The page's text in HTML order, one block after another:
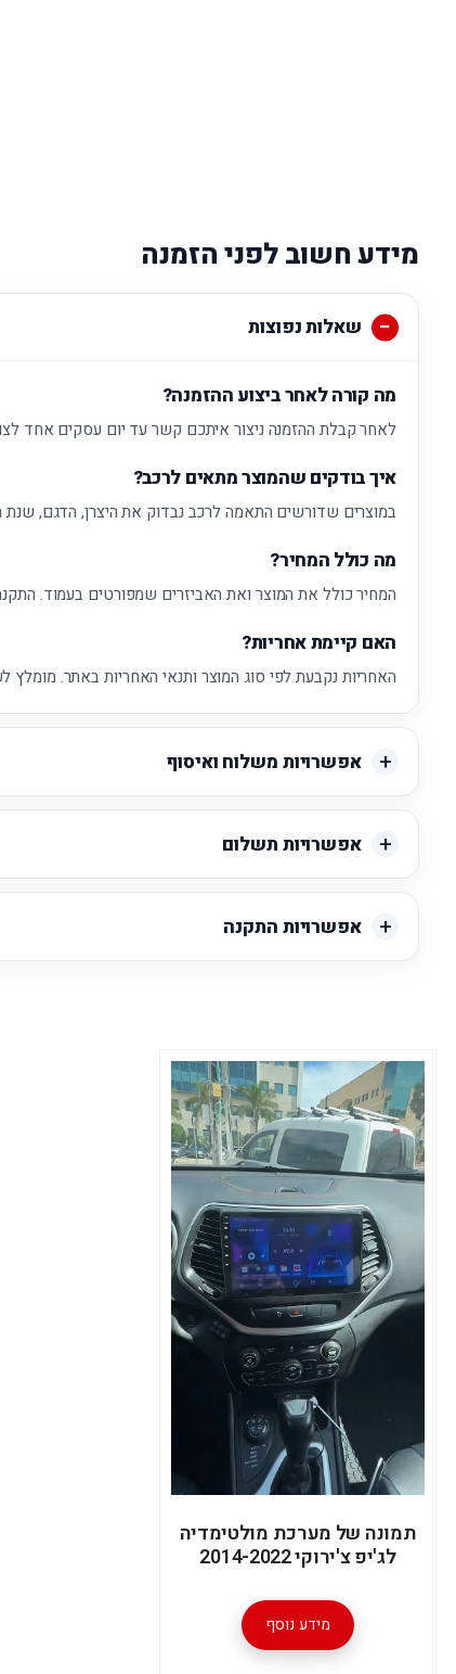
מידע חשוב לפני הזמנה
שאלות נפוצות
מה קורה לאחר ביצוע ההזמנה?
לאחר קבלת ההזמנה ניצור איתכם קשר עד יום עסקים אחד
איך בודקים שהמוצר מתאים לרכב?
במוצרים שדורשים התאמה לרכב נבדוק את היצרן, הדגם, שנת
מה כולל המחיר?
המחיר כולל את המוצר ואת האביזרים שמפורטים בעמוד.
האם קיימת אחריות?
האחריות נקבעת לפי סוג המוצר ותנאי האחריות באתר. מומלץ
אפשרויות משלוח ואיסוף
אפשרויות תשלום
אפשרויות התקנה
תמונה של מערכת מולטימדיה
לג'יפ צ'ירוקי 2014-2022
מידע נוסף